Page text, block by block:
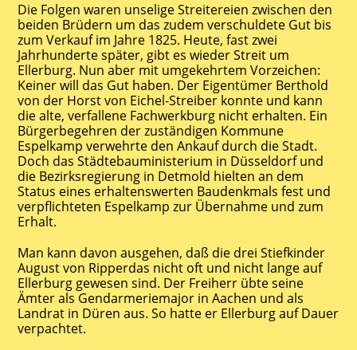
Die Folgen waren unselige Streitereien zwischen den
beiden Brüdern um das zudem verschuldete Gut bis
zum Verkauf im Jahre 1825. Heute, fast zwei
Jahrhunderte später, gibt es wieder Streit um
Ellerburg. Nun aber mit umgekehrtem Vorzeichen:
Keiner will das Gut haben. Der Eigentümer Berthold
von der Horst von Eichel-Streiber konnte und kann
die alte, verfallene Fachwerkburg nicht erhalten. Ein
Bürgerbegehren der zuständigen Kommune
Espelkamp verwehrte den Ankauf durch die Stadt.
Doch das Städtebauministerium in Düsseldorf und
die Bezirksregierung in Detmold hielten an dem
Status eines erhaltenswerten Baudenkmals fest und
verpflichteten Espelkamp zur Übernahme und zum
Erhalt.
Man kann davon ausgehen, daß die drei Stiefkinder
August von Ripperdas nicht oft und nicht lange auf
Ellerburg gewesen sind. Der Freiherr übte seine
Ämter als Gendarmeriemajor in Aachen und als
Landrat in Düren aus. So hatte er Ellerburg auf Dauer
verpachtet.